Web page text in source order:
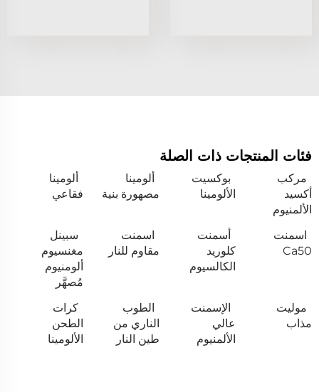
فئات المنتجات ذات الصلة
مركب
أكسيد
الألمنيوم
بوكسيت
الألومينا
ألومينا
مصهورة بنية
ألومينا
فقاعي
اسمنت
Ca50
أسمنت
كلوريد
الكالسيوم
اسمنت
مقاوم للنار
سبينل
مغنسيوم
ألومنيوم
مُصهَّر
موليت
مذاب
الإسمنت
عالي
الألمنيوم
الطوب
الناري من
طين النار
كرات
الطحن
الألومينا